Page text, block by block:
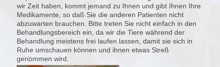
wir Zeit haben, kommt jemand zu Ihnen und gibt Ihnen Ihre
Medikamente, so daß Sie die anderen Patienten nicht
abzuwarten brauchen. Bitte treten Sie nicht einfach in den
Behandlungsbereich ein, da wir die Tiere während der
Behandlung meistens frei laufen lassen, damit sie sich in
Ruhe umschauen können und ihnen etwas Streß
genommen wird.